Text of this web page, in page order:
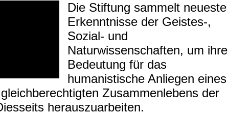
Die Stiftung sammelt neueste
Erkenntnisse der Geistes‑,
Sozial- und
Naturwissenschaften, um ihre
Bedeutung für das
humanistische Anliegen eines
Zusammenlebens der
herauszuarbeiten.